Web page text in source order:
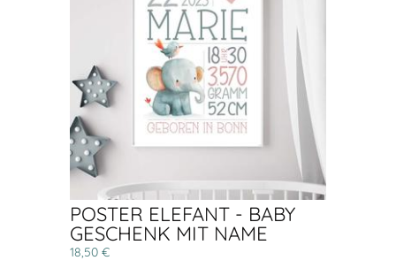
POSTER ELEFANT - BABY
GESCHENK MIT NAME
18,50 €